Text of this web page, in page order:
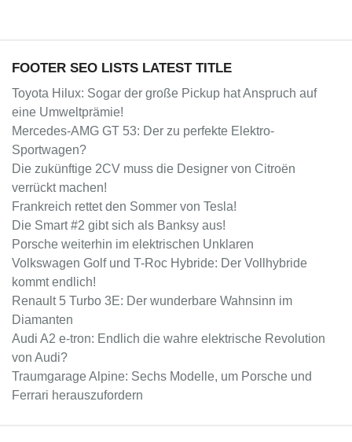
FOOTER SEO LISTS LATEST TITLE
Toyota Hilux: Sogar der große Pickup hat Anspruch auf
eine Umweltprämie!
Mercedes-AMG GT 53: Der zu perfekte Elektro-
Sportwagen?
Die zukünftige 2CV muss die Designer von Citroën
verrückt machen!
Frankreich rettet den Sommer von Tesla!
Die Smart #2 gibt sich als Banksy aus!
Porsche weiterhin im elektrischen Unklaren
Volkswagen Golf und T-Roc Hybride: Der Vollhybride
kommt endlich!
Renault 5 Turbo 3E: Der wunderbare Wahnsinn im
Diamanten
Audi A2 e-tron: Endlich die wahre elektrische Revolution
von Audi?
Traumgarage Alpine: Sechs Modelle, um Porsche und
Ferrari herauszufordern